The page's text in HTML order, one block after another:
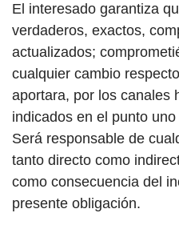
El interesado garantiza
verdaderos, exactos,
actualizados;
cualquier cambio
aportara, por los canales
indicados en el punto
Será responsable de
tanto directo como
como consecuencia del
presente obligación.